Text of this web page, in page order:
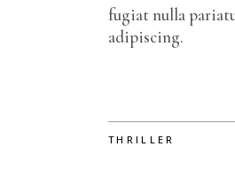
fugiat nulla
adipiscing.
THRILLER